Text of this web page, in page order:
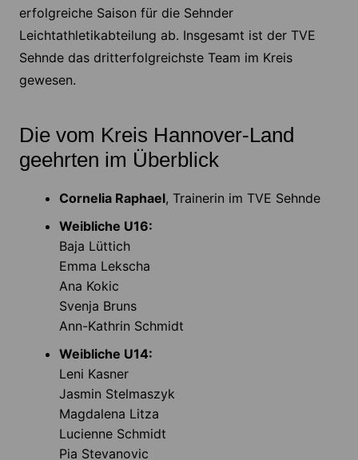
erfolgreiche Saison für die Sehnder
Leichtathletikabteilung ab. Insgesamt ist der TVE
Sehnde das dritterfolgreichste Team im Kreis
gewesen.
Die vom Kreis Hannover-Land
geehrten im Überblick
Cornelia Raphael, Trainerin im TVE Sehnde
Weibliche U16:
Baja Lüttich
Emma Lekscha
Ana Kokic
Svenja Bruns
Ann-Kathrin Schmidt
Weibliche U14:
Leni Kasner
Jasmin Stelmaszyk
Magdalena Litza
Lucienne Schmidt
Pia Stevanovic